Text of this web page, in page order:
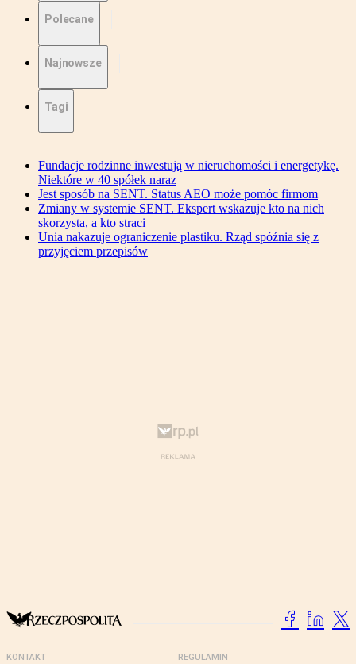
Polecane
Najnowsze
Tagi
Fundacje rodzinne inwestują w nieruchomości i energetykę.
Niektóre w 40 spółek naraz
Jest sposób na SENT. Status AEO może pomóc firmom
Zmiany w systemie SENT. Ekspert wskazuje kto na nich
skorzysta, a kto straci
Unia nakazuje ograniczenie plastiku. Rząd spóźnia się z
przyjęciem przepisów
KONTAKT REGULAMIN